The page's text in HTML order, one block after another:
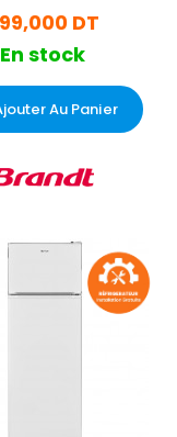
Inox DT
En stock
Au Panier